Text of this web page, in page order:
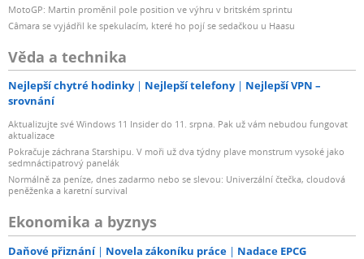
MotoGP: Martin proměnil pole position ve výhru v britském sprintu
Câmara se vyjádřil ke spekulacím, které ho pojí se sedačkou u Haasu
Věda a technika
Nejlepší chytré hodinky Nejlepší telefony
Nejlepší VPN –
srovnání
Aktualizujte své Windows 11 Insider do 11. srpna. Pak už vám nebudou fungovat
aktualizace
Pokračuje záchrana Starshipu. V moři už dva týdny plave monstrum vysoké jako
sedmnáctipatrový panelák
Normálně za peníze, dnes zadarmo nebo se slevou: Univerzální čtečka, cloudová
peněženka a karetní survival
Ekonomika a byznys
Daňové přiznání Novela zákoníku práce Nadace EPCG